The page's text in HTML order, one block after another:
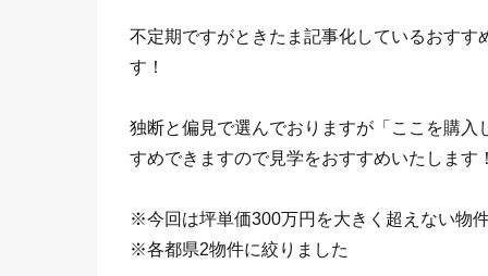
不定期ですがときたま記事化しているおす
す！
独断と偏見で選んでおりますが「ここを購
すめできますので見学をおすすめいたします
※今回は坪単価300万円を大きく超えない物
※各都県2物件に絞りました